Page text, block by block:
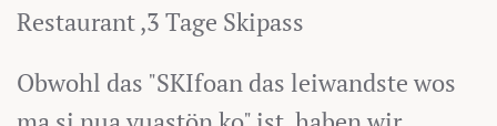
Restaurant ,3 Tage Skipass
Obwohl das "SKIfoan das leiwandste wos